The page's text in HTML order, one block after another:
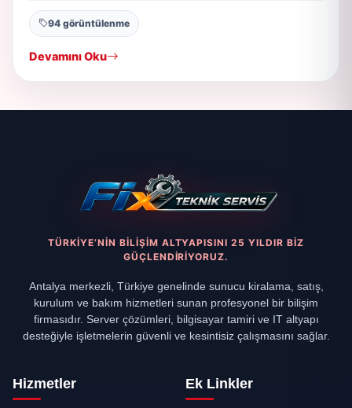
94 görüntülenme
Devamını Oku
TÜRKIYE’NIN BILIŞIM ALTYAPISINI 25 YILDIR BIZ
GÜÇLENDIRIYORUZ.
Antalya merkezli, Türkiye genelinde sunucu kiralama, satış,
kurulum ve bakım hizmetleri sunan profesyonel bir bilişim
firmasıdır. Server çözümleri, bilgisayar tamiri ve IT altyapı
desteğiyle işletmelerin güvenli ve kesintisiz çalışmasını sağlar.
Hizmetler Ek Linkler